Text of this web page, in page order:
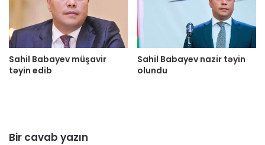
Sahil Babayev müşavir
təyin edib
Sahil Babayev nazir təyin
olundu
Bir cavab yazın